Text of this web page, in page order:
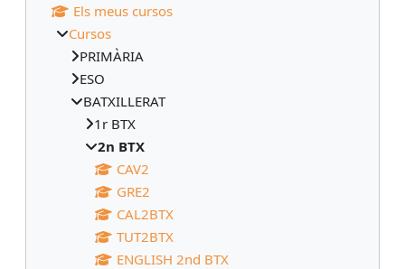
Els meus cursos
Cursos
PRIMÀRIA
ESO
BATXILLERAT
1r BTX
2n BTX
CAV2
GRE2
CAL2BTX
TUT2BTX
ENGLISH 2nd BTX